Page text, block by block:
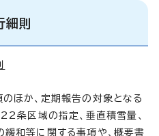
則
ほか、定期報告の対象となる
条区域の指定、垂直積雪量、
和等に関する事項や、概要書